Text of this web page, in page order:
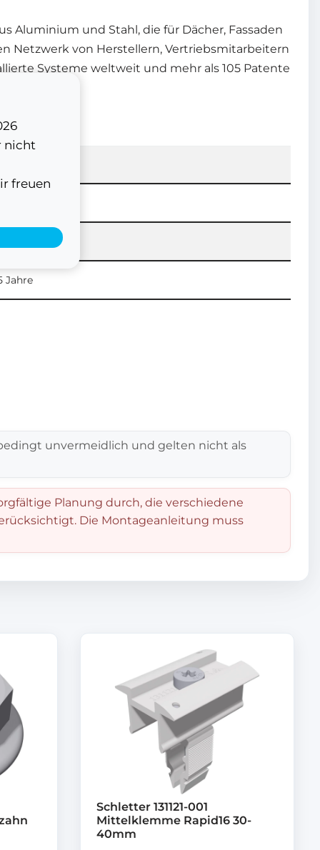
nicht
freuen
Aluminium und Stahl, die für Dächer, Fassaden
Netzwerk von Herstellern, Vertriebsmitarbeitern
Systeme weltweit und mehr als 105 Patente
Jahre
unvermeidlich und gelten nicht als
Planung durch, die verschiedene
Die Montageanleitung muss
Schletter 131121-001
Mittelklemme Rapid16 30-
40mm